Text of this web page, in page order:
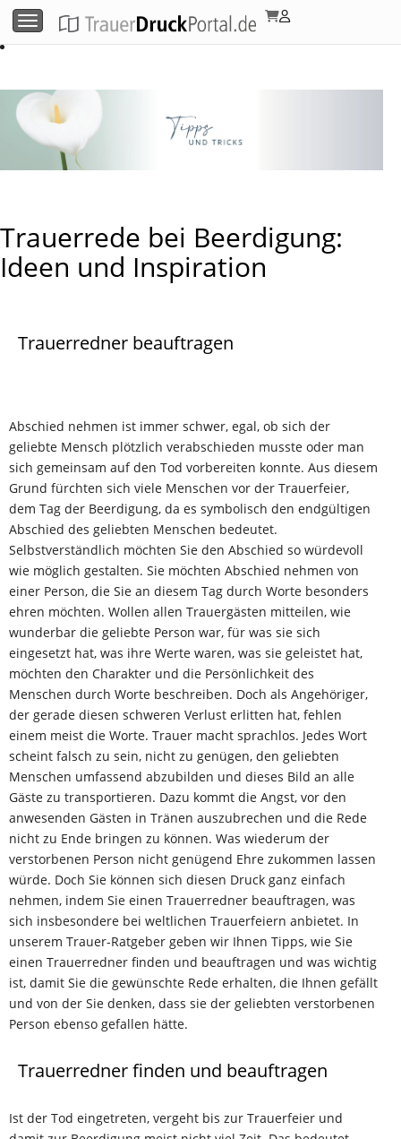
Menü umschalten
Trauerrede bei Beerdigung:
Ideen und Inspiration
Trauerredner beauftragen
Abschied nehmen ist immer schwer, egal, ob sich der
geliebte Mensch plötzlich verabschieden musste oder man
sich gemeinsam auf den Tod vorbereiten konnte. Aus diesem
Grund fürchten sich viele Menschen vor der Trauerfeier,
dem Tag der Beerdigung, da es symbolisch den endgültigen
Abschied des geliebten Menschen bedeutet.
Selbstverständlich möchten Sie den Abschied so würdevoll
wie möglich gestalten. Sie möchten Abschied nehmen von
einer Person, die Sie an diesem Tag durch Worte besonders
ehren möchten. Wollen allen Trauergästen mitteilen, wie
wunderbar die geliebte Person war, für was sie sich
eingesetzt hat, was ihre Werte waren, was sie geleistet hat,
möchten den Charakter und die Persönlichkeit des
Menschen durch Worte beschreiben. Doch als Angehöriger,
der gerade diesen schweren Verlust erlitten hat, fehlen
einem meist die Worte. Trauer macht sprachlos. Jedes Wort
scheint falsch zu sein, nicht zu genügen, den geliebten
Menschen umfassend abzubilden und dieses Bild an alle
Gäste zu transportieren. Dazu kommt die Angst, vor den
anwesenden Gästen in Tränen auszubrechen und die Rede
nicht zu Ende bringen zu können. Was wiederum der
verstorbenen Person nicht genügend Ehre zukommen lassen
würde. Doch Sie können sich diesen Druck ganz einfach
nehmen, indem Sie einen Trauerredner beauftragen, was
sich insbesondere bei weltlichen Trauerfeiern anbietet. In
unserem Trauer-Ratgeber geben wir Ihnen Tipps, wie Sie
einen Trauerredner finden und beauftragen und was wichtig
ist, damit Sie die gewünschte Rede erhalten, die Ihnen gefällt
und von der Sie denken, dass sie der geliebten verstorbenen
Person ebenso gefallen hätte.
Trauerredner finden und beauftragen
Ist der Tod eingetreten, vergeht bis zur Trauerfeier und